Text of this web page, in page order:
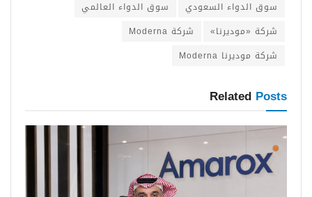
سوق الدواء السعودي
سوق الدواء العالمي
شركة «موديرنا»
شركة Moderna
شركة موديرنا Moderna
Related Posts